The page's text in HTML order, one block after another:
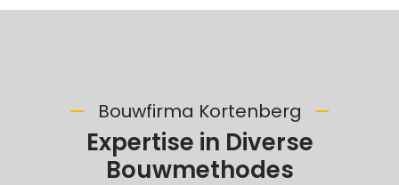
Bouwfirma Kortenberg
Expertise in Diverse
Bouwmethodes